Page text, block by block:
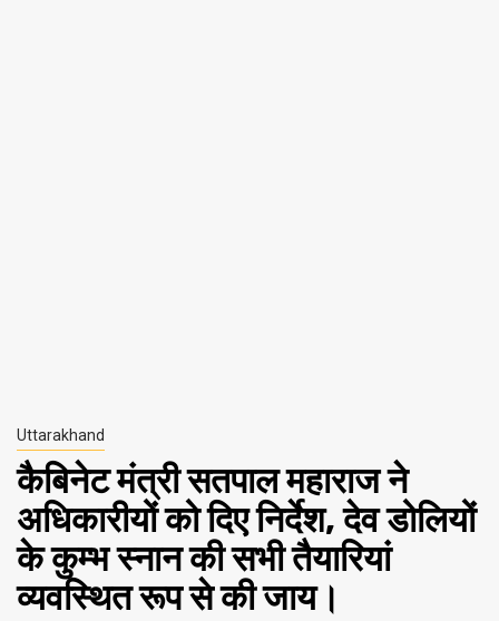
Uttarakhand
कैबिनेट मंत्री सतपाल महाराज ने
अधिकारीयों को दिए निर्देश, देव डोलियों
के कुम्भ स्नान की सभी तैयारियां
व्यवस्थित रूप से की जाय।